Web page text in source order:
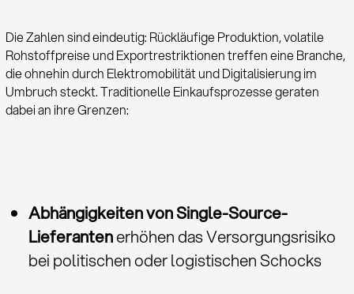
Die Zahlen sind eindeutig: Rückläufige Produktion, volatile
Rohstoff­preise und Export­restriktionen treffen eine Branche,
die ohnehin durch Elektro­mobilität und Digitalisierung im
Umbruch steckt. Traditionelle Einkaufs­prozesse geraten
dabei an ihre Grenzen:
Abhängigkeiten von Single-Source-
Lieferantenerhöhen das Versorgungs­risiko
bei politischen oder logistischen Schocks